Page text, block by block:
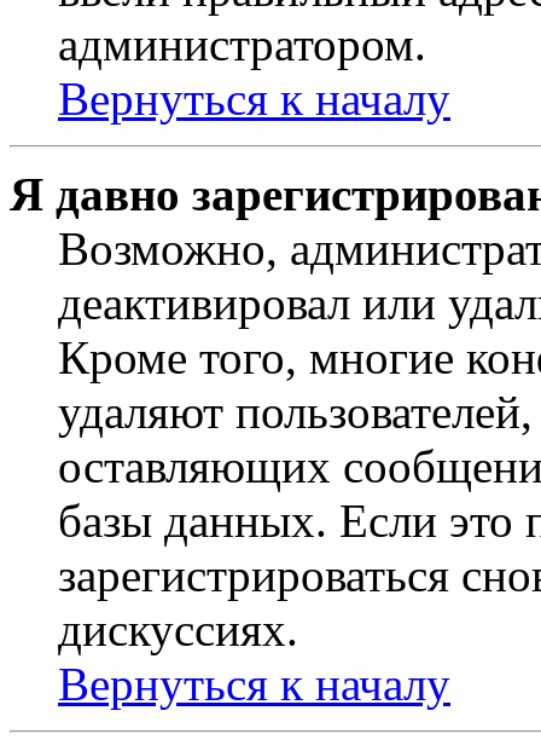
администратором.
Вернуться к началу
Я давно
Возможно,
деактивировал или
Кроме того, многие
удаляют
оставляющих
базы данных. Если это
зарегистрироваться
дискуссиях.
Вернуться к началу